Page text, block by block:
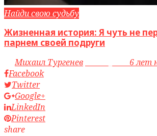
Найди свою судьбу
Жизненная история: Я чуть не
парнем своей подруги
byМихаил Тургенев
6 лет
Facebook
Twitter
Google+
LinkedIn
Pinterest
share